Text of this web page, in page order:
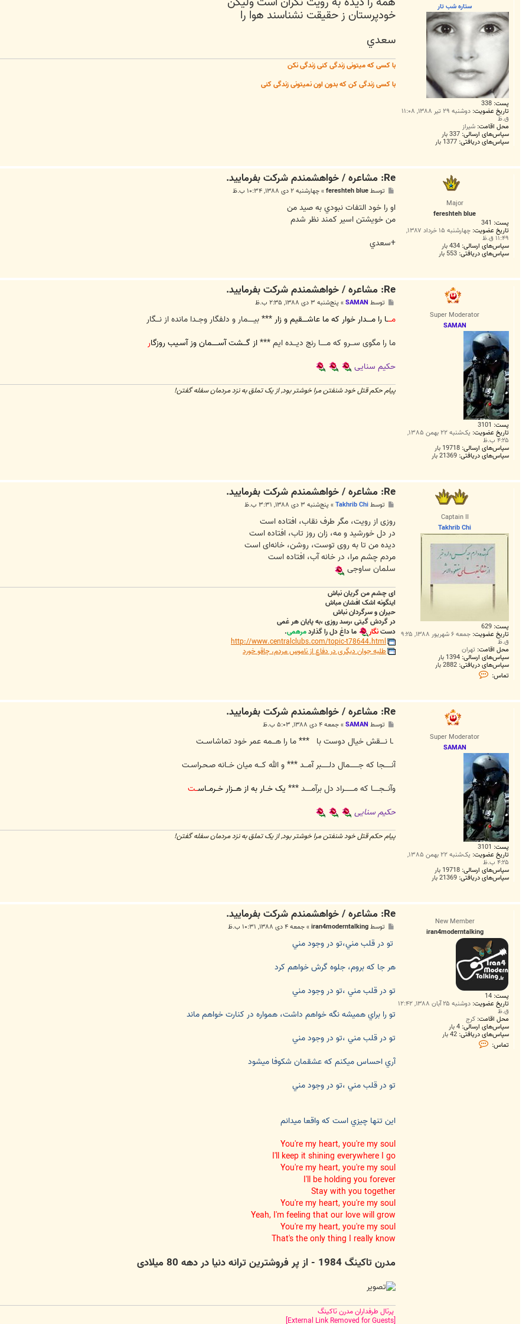
ستاره شب تار
پست: 338
تاریخ عضویت: دوشنبه ۲۹ تیر ۱۳۸۸, ۱۱:۰۸
ق.ظ
محل اقامت: شيراز
سپاس‌های ارسالی: 337 بار
سپاس‌های دریافتی: 1377 بار
خودپرستان ز حقيقت نشناسند هوا را
سعدي
با کسی که میتونی زندگی کنی زندگی نکن
با کسی زندگی کن که بدون اون نمیتونی زندگی کنی
Major
fereshteh blue
پست: 341
تاریخ عضویت: چهارشنبه ۱۵ خرداد ۱۳۸۷,
۱۱:۴۹ ق.ظ
سپاس‌های ارسالی: 434 بار
سپاس‌های دریافتی: 553 بار
Re: مشاعره / خواهشمندم شرکت بفرماييد.
ت
توسطfereshteh blue
»چهارشنبه ۲ دی ۱۳۸۸, ۱۰:۳۴ ب.ظ
او را خود التفات نبودي به صيد من
من خويشتن اسير كمند نظر شدم
+سعدي
Super Moderator
SAMAN
پست: 3101
تاریخ عضویت: یک‌شنبه ۲۲ بهمن ۱۳۸۵,
۴:۲۵ ب.ظ
سپاس‌های ارسالی: 19718 بار
سپاس‌های دریافتی: 21369 بار
Re: مشاعره / خواهشمندم شرکت بفرماييد.
ت
توسط SAMAN
» پنج‌شنبه ۳ دی ۱۳۸۸, ۲:۳۵ ب.ظ
مــــا را مــــدار خوار که ما عاشــــقیم و زار*** بیـــــمار و دلفگار وجــدا مانده از نـــگار
ما را مگوی ســـرو که مـــــا رنج دیـــده ایم ***از گـــشت آســـــمان وز آسـیب روزگار
حکیم سنایی
پیام حکم قتل خود شنفتن مرا خوشتر بود, از یک تملق به نزد مردمان سفله گفتن!
Captain II
Takhrib Chi
پست: 629
تاریخ عضویت: جمعه ۶ شهریور ۱۳۸۸, ۹:۲۵
ق.ظ
محل اقامت: تهران
سپاس‌های ارسالی: 1394 بار
سپاس‌های دریافتی: 2882 بار
تماس:
ت
T
r
i
C
h
i
Re: مشاعره / خواهشمندم شرکت بفرماييد.
ت
توسطTakhrib Chi
» پنج‌شنبه ۳ دی ۱۳۸۸, ۳:۳۱ ب.ظ
روزی از رویت، مگر طرف نقاب، افتاده است
در دل خورشید و مه، زان روز تاب، افتاده است
دیده من تا به روی توست، روشن، خانه‌ای است
مردم چشم مرا، در خانه آب، افتاده است
سلمان ساوجی
ای چشم من گریان نباش
اینگونه اشک افشان مباش
حیران و سرگردان نباش
در گردش گیتی ،رسد روزی ،به پایان هر غمی
دستنگار ما داغ دل را گذاردمرهمی.
http://www.centralclubs.com/topic-t78644.html
طلبه جوان دیگری در دفاع از ناموس مردم، چاقو خورد
Super Moderator
SAMAN
پست: 3101
تاریخ عضویت: یک‌شنبه ۲۲ بهمن ۱۳۸۵,
۴:۲۵ ب.ظ
سپاس‌های ارسالی: 19718 بار
سپاس‌های دریافتی: 21369 بار
Re: مشاعره / خواهشمندم شرکت بفرماييد.
ت
توسط SAMAN
»جمعه ۴ دی ۱۳۸۸, ۵:۰۳ ب.ظ
ـا نــــقش خیال دوست با *** ما را هـــمه عمر خود تماشاســت
آنــــــجا که جـــــــمال دلــــــبر آمـــد *** و الله کـــه میان خــانه صـحـراسـت
وآنـــجـــــا که مــــــــراد دل برآمـــــد *** یک خــار به از هـــزار خــرمــاســت
حکیم سنایی
پیام حکم قتل خود شنفتن مرا خوشتر بود, از یک تملق به نزد مردمان سفله گفتن!
New Member
iran4moderntalking
پست: 14
تاریخ عضویت: دوشنبه ۲۵ آبان ۱۳۸۸, ۱۲:۴۲
ق.ظ
محل اقامت: کرج
سپاس‌های ارسالی: 4 بار
سپاس‌های دریافتی: 42 بار
تماس:
ت
Re: مشاعره / خواهشمندم شرکت بفرماييد.
ت
توسطiran4moderntalking
»جمعه ۴ دی ۱۳۸۸, ۱۰:۳۱ ب.ظ
تو در قلب مني،تو در وجود مني
هر جا كه بروم، جلوه گرش خواهم كرد
تو در قلب مني ،تو در وجود مني
تو را براي هميشه نگه خواهم داشت، همواره در كنارت خواهم ماند
تو در قلب مني ،تو در وجود مني
آري احساس ميكنم كه عشقمان شكوفا ميشود
تو در قلب مني ،تو در وجود مني
اين تنها چيزي است كه واقعا ميدانم
You're my heart, you're my soul
I'll keep it shining everywhere I go
You're my heart, you're my soul
I'll be holding you forever
Stay with you together
You're my heart, you're my soul
Yeah, I'm feeling that our love will grow
You're my heart, you're my soul
That's the only thing I really know
مدرن تاکینگ 1984 - از پر فروشترین ترانه دنیا در دهه 80 میلادی
پرتال طرفداران مدرن تاکینگ
[External Link Removed for Guests]